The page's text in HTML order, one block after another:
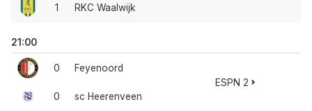
1 RKC Waalwijk
21:00
0
0
Feyenoord
sc Heerenveen
ESPN 2